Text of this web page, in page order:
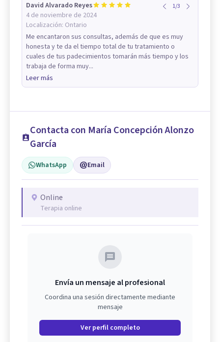
David Alvarado Reyes
4 de noviembre de 2024
Localización: Ontario
1/3
Me encantaron sus consultas, además de que es muy
honesta y te da el tiempo total de tu tratamiento o
cuales de tus padecimientos tomarán más tiempo y los
trabaja de forma muy...
Leer más
Contacta con María Concepción Alonzo
García
WhatsApp Email
Online
Terapia online
Envía un mensaje al profesional
Coordina una sesión directamente mediante
mensaje
Ver perfil completo